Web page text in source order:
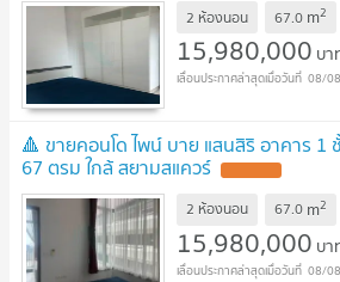
2 ห้องนอน 67.0 m2
15,980,000 บา
08/
🔺 ขายคอนโด ไพน์ บาย แสนสิริ อาคาร
67 ตรม ใกล้ สยามสแควร์
2 ห้องนอน 67.0 m2
15,980,000 บา
08/